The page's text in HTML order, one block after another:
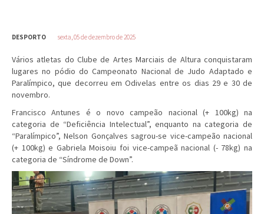
DESPORTO sexta, 05 de dezembro de 2025
Vários atletas do Clube de Artes Marciais de Altura conquistaram
lugares no pódio do Campeonato Nacional de Judo Adaptado e
Paralímpico, que decorreu em Odivelas entre os dias 29 e 30 de
novembro.
Francisco Antunes é o novo campeão nacional (+ 100kg) na
categoria de “Deficiência Intelectual”, enquanto na categoria de
“Paralímpico”, Nelson Gonçalves sagrou-se vice-campeão nacional
(+ 100kg) e Gabriela Moisoiu foi vice-campeã nacional (- 78kg) na
categoria de “Síndrome de Down”.